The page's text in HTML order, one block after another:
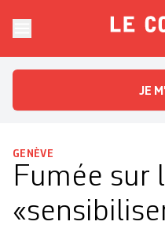
Le
JE
GENÈVE
Fumée sur